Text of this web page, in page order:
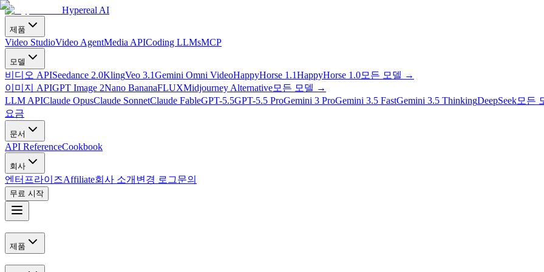
Hypereal AI
제품
Video StudioVideo AgentMedia APICoding LLMsMCP
모델
비디오 APISeedance 2.0KlingVeo 3.1Gemini Omni VideoHappyHorse 1.1HappyHorse 1.0모든 모델 →
이미지 APIGPT Image 2Nano BananaFLUXMidjourney Alternative모든 모델 →
LLM APIClaude OpusClaude SonnetClaude FableGPT-5.5GPT-5.5 ProGemini 3 ProGemini 3.5 FastGemini 3.5 ThinkingDeepSeek모든
요금
문서
API ReferenceCookbook
회사
엔터프라이즈Affiliate회사 소개 변경 로그문의
무료 시작
제품